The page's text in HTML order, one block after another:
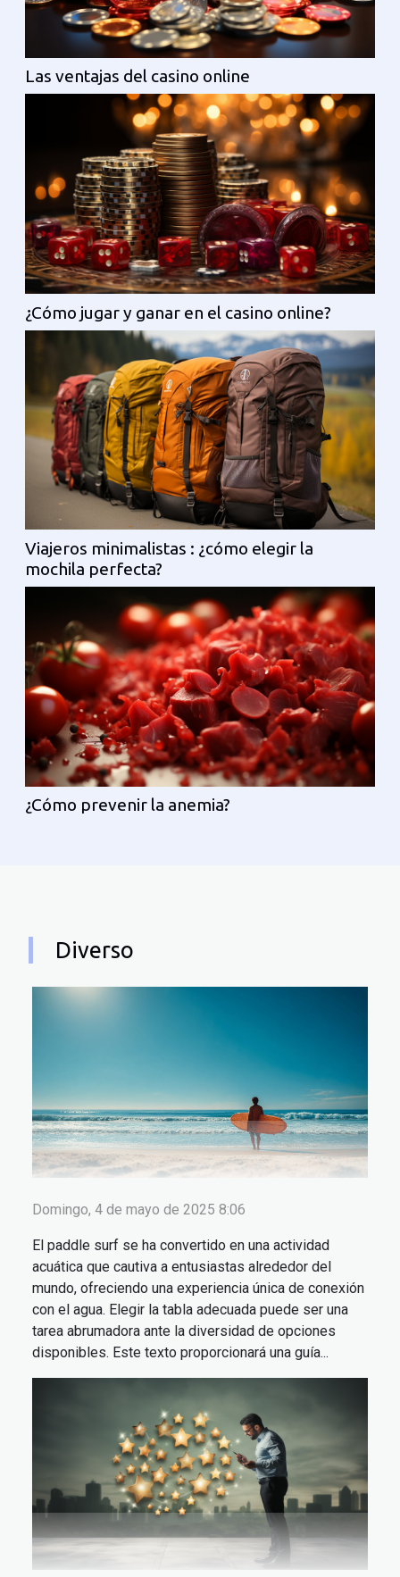
Las ventajas del casino online
¿Cómo jugar y ganar en el casino online?
Viajeros minimalistas : ¿cómo elegir la
mochila perfecta?
¿Cómo prevenir la anemia?
Diverso
Domingo, 4 de mayo de 2025 8:06
El paddle surf se ha convertido en una actividad
acuática que cautiva a entusiastas alrededor del
mundo, ofreciendo una experiencia única de conexión
con el agua. Elegir la tabla adecuada puede ser una
tarea abrumadora ante la diversidad de opciones
disponibles. Este texto proporcionará una guía...